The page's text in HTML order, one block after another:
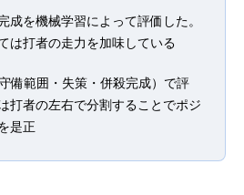
を機械学習によって評価した。
は打者の走力を加味している
備範囲・失策・併殺完成）で評
打者の左右で分割することでポジ
是正